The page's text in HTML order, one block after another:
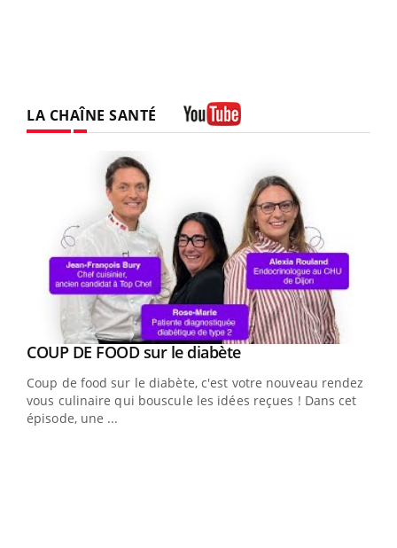
LA CHAÎNE SANTÉ
Youtube
COUP DE FOOD sur le diabèteYoutube
Coup de food sur le diabète, c'est votre nouveau rendez-
vous culinaire qui bouscule les idées reçues ! Dans cet
épisode, une ...